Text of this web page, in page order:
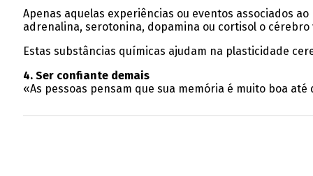
Apenas aquelas experiências ou eventos associados
adrenalina, serotonina, dopamina ou cortisol o
Estas substâncias químicas ajudam na plasticidade
4. Ser confiante demais
«As pessoas pensam que sua memória é muito boa